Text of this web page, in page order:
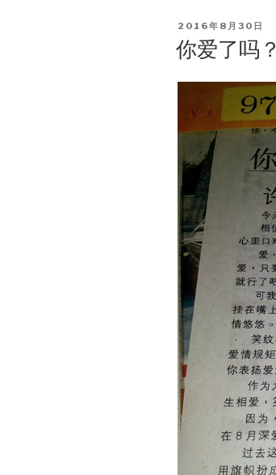
POSTED
ON
2016年8月30日
你爱了吗？